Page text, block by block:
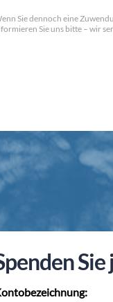
Sie dennoch eine
Sie uns bitte – wir